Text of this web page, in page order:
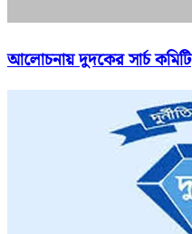
আলোচনায় দুদকের সার্চ কমিটি